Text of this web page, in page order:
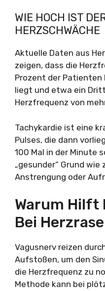
WIE HOCH IST
HERZSCHWÄCHE
Aktuelle Daten aus
zeigen, dass die
Prozent der Patienten
liegt und etwa ein
Herzfrequenz von
Tachykardie ist eine
Pulses, die dann
100 Mal in der Minute
„gesunder“ Grund
Anstrengung oder
Warum Hilft
Bei
Vagusnerv reizen
Aufstoßen, um den
die Herzfrequenz zu
Methode kann bei